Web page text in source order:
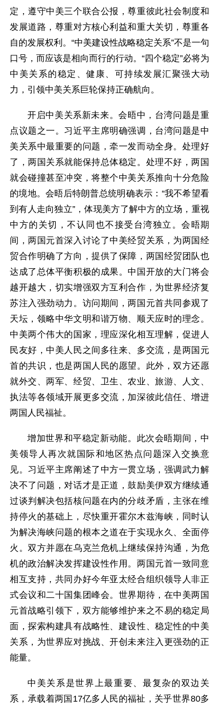
定，遵守中美三个联合公报，尊重彼此社会制度和
发展道路，尊重对方核心利益和重大关切，尊重各
自的发展权利。“中美建设性战略稳定关系”不是一句
口号，而应该是相向而行的行动。“四个稳定”必将为
中美关系的稳定、健康、可持续发展汇聚强大动
力，引领中美关系巨轮保持正确航向。
开启中美关系新未来。会晤中，台湾问题是重
点议题之一。习近平主席明确强调，台湾问题是中
美关系中最重要的问题，牵一发而动全身。处理好
了，两国关系就能保持总体稳定。处理不好，两国
就会碰撞甚至冲突，将整个中美关系推向十分危险
的境地。会晤后特朗普总统明确表示：“我不希望看
到有人走向独立”，体现美方了解中方的立场，重视
中方的关切，不认同也不接受台湾独立。会晤期
间，两国元首深入讨论了中美经贸关系，为两国经
贸合作明确了方向，提供了保障，两国经贸团队也
达成了总体平衡积极的成果。中国开放的大门将会
越开越大，切实增强双方互利合作，为世界经济复
苏注入强劲动力。访问期间，两国元首共同参观了
天坛，领略中华文明和谐万物、顺天应时的理念。
中美两个伟大的国家，理应深化相互理解，促进人
民友好，中美人民之间多往来、多交流，是两国元
首的共识，也是两国人民的愿望。此外，双方还愿
就外交、两军、经贸、卫生、农业、旅游、人文、
执法等各领域开展更多交流，加深彼此信任、增进
两国人民福祉。
增加世界和平稳定新动能。此次会晤期间，中
美领导人再次就国际和地区热点问题深入交换意
见。习近平主席阐述了中方一贯立场，强调武力解
决不了问题，对话才是正道，鼓励美伊双方继续通
过谈判解决包括核问题在内的分歧矛盾，主张在维
持停火的基础上，尽快重开霍尔木兹海峡，同时认
为解决海峡问题的根本之道在于实现永久、全面停
火。双方并愿在乌克兰危机上继续保持沟通，为危
机的政治解决发挥建设性作用。两国元首一致同意
相互支持，共同办好今年亚太经合组织领导人非正
式会议和二十国集团峰会。世界期待，在中美两国
元首战略引领下，双方能够维护来之不易的稳定局
面，探索构建具有战略性、建设性、稳定性的中美
关系，为世界应对挑战、开创未来注入更强劲的正
能量。
中美关系是世界上最重要、最复杂的双边关
系，承载着两国17亿多人民的福祉，关乎世界80多